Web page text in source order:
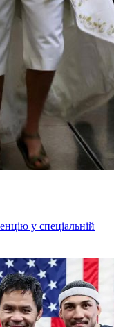
у спеціальній